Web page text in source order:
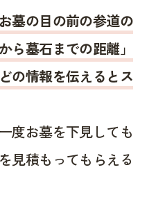
墓の目の前の参道の
ら墓石までの距離」
の情報を伝えるとス
度お墓を下見しても
見積もってもらえる